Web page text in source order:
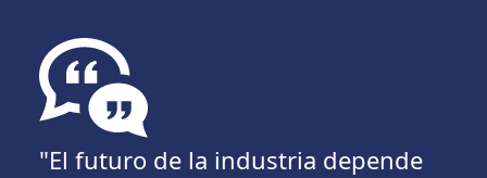
"El futuro de la industria depende